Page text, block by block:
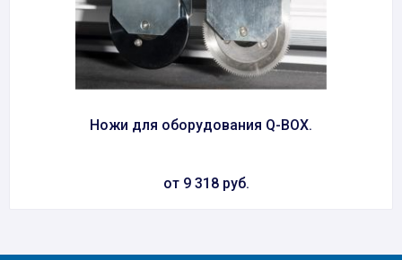
Ножи для оборудования Q-BOX.
от 9 318 руб.